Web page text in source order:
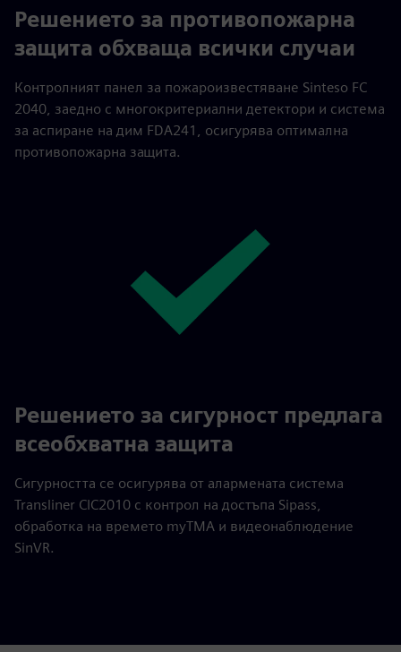
Решението за противопожарна
защита обхваща всички случаи
Контролният панел за пожароизвестяване Sinteso FC
2040, заедно с многокритериални детектори и система
за аспиране на дим FDA241, осигурява оптимална
противопожарна защита.
Решението за сигурност предлага
всеобхватна защита
Сигурността се осигурява от алармената система
Transliner CIC2010 с контрол на достъпа Sipass,
обработка на времето myTMA и видеонаблюдение
SinVR.